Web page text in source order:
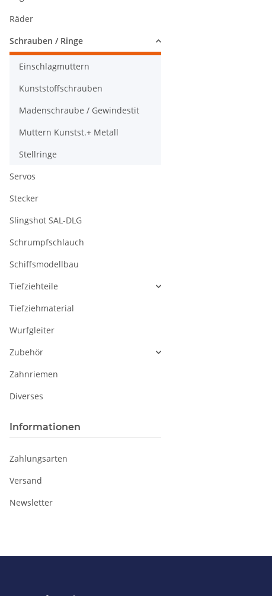
Räder
Schrauben / Ringe
Einschlagmuttern
Kunststoffschrauben
Madenschraube / Gewindestit
Muttern Kunstst.+ Metall
Stellringe
Servos
Stecker
Slingshot SAL-DLG
Schrumpfschlauch
Schiffsmodellbau
Tiefziehteile
Tiefziehmaterial
Wurfgleiter
Zubehör
Zahnriemen
Diverses
Informationen
Zahlungsarten
Versand
Newsletter